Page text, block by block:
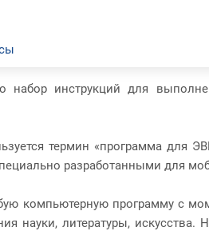
набор инструкций для
термин «программа для
разработанными для
компьютерную программу с
науки, литературы, искусства.